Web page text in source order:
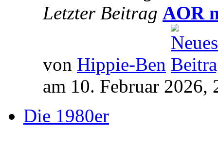
Letzter Beitrag AOR
von Hippie-Ben
am 10. Februar 2026,
Die 1980er